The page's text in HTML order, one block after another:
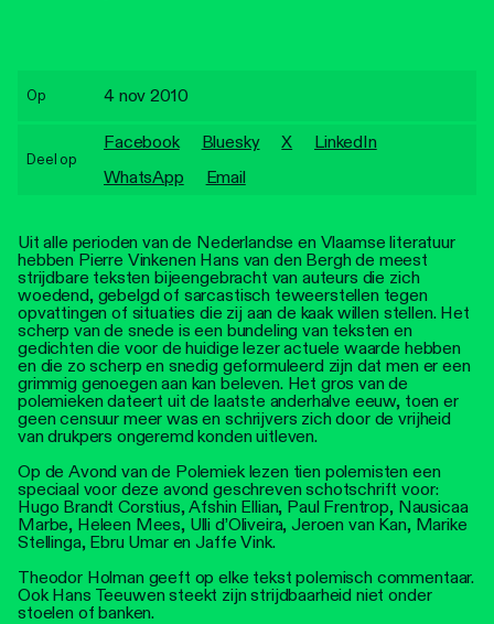
​Uit alle perioden van de Nederlandse en Vlaamse literatuur
hebben Pierre Vinkenen Hans van den Bergh de meest
strijdbare teksten bijeengebracht van auteurs die zich
woedend, gebelgd of sarcastisch teweerstellen tegen
opvattingen of situaties die zij aan de kaak willen stellen. Het
scherp van de snede is een bundeling van teksten en
gedichten die voor de huidige lezer actuele waarde hebben
en die zo scherp en snedig geformuleerd zijn dat men er een
grimmig genoegen aan kan beleven. Het gros van de
polemieken dateert uit de laatste anderhalve eeuw, toen er
geen censuur meer was en schrijvers zich door de vrijheid
van drukpers ongeremd konden uitleven.
Op de Avond van de Polemiek lezen tien polemisten een
speciaal voor deze avond geschreven schotschrift voor:
Hugo Brandt Corstius, Afshin Ellian, Paul Frentrop, Nausicaa
Marbe, Heleen Mees, Ulli d’Oliveira, Jeroen van Kan, Marike
Stellinga, Ebru Umar en Jaffe Vink.
Theodor Holman geeft op elke tekst polemisch commentaar.
Ook Hans Teeuwen steekt zijn strijdbaarheid niet onder
stoelen of banken.
Op 4 nov 2010
Deel op
Facebook Bluesky X
LinkedIn
WhatsApp
Email
Personen
Stadsdichter